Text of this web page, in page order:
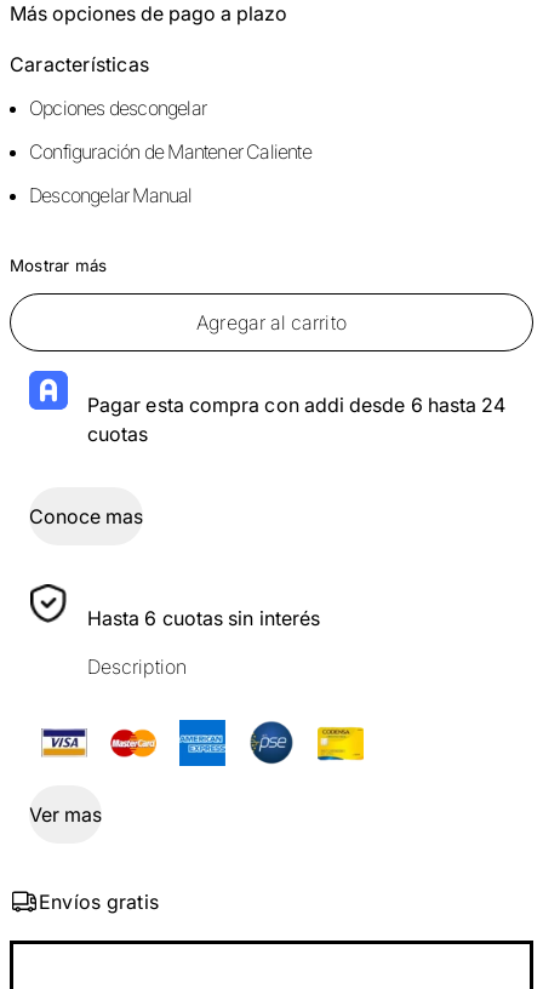
Más opciones de pago a plazo
Características
Opciones descongelar
Configuración de Mantener Caliente
Descongelar Manual
Mostrar más
Agregar al carrito
Pagar esta compra con addi desde 6 hasta 24
cuotas
Conoce mas
Hasta 6 cuotas sin interés
Description
Ver mas
Envíos gratis